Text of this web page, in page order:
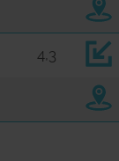
4,3